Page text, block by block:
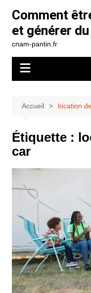
contenu
Comment
et générer
cnam-pantin.fr
Accueil location
Étiquette :
car